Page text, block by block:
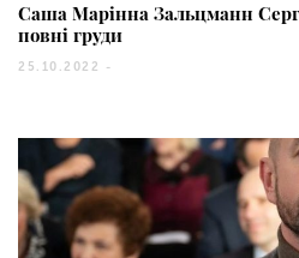
Саша Марінна Зальцманн
повні груди
25.10.2022 -